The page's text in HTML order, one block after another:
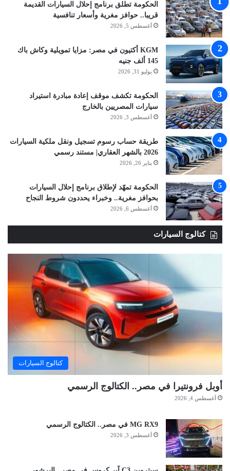
الحكومة تطلق برنامج إحلال السيارات القديمة
قريبا.. حوافز مغرية وأسعار تنافسية
أغسطس 5, 2026
KGM أكتيون في مصر: مزايا تمويلية وكاش باك
145 ألف جنيه
يوليو 31, 2026
الحكومة تكشف موقف إعادة مبادرة استيراد
سيارات المصريين بالخارج
أغسطس 3, 2026
طريقة حساب رسوم تسجيل ونقل ملكية السيارات
2026 بالشهر العقاري| مستند رسمي
يناير 26, 2026
الحكومة تمهّد لإطلاق برنامج إحلال السيارات
بحوافز مغرية.. وخبراء يحددون شروط النجاح
أغسطس 6, 2026
كتالوج السيارات
كتالوج السيارات
أوبل فرونتيرا في مصر.. الكتالوج الرسمي
أغسطس 4, 2026
MG RX9 في مصر.. الكتالوج الرسمي
أغسطس 3, 2026